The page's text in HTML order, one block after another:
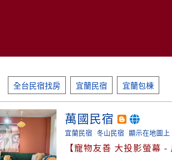
全台民宿找房 宜蘭民宿 宜蘭包棟
萬國民宿
宜蘭民宿 冬山民宿 顯示在地圖上
【寵物友善 大投影螢幕 -